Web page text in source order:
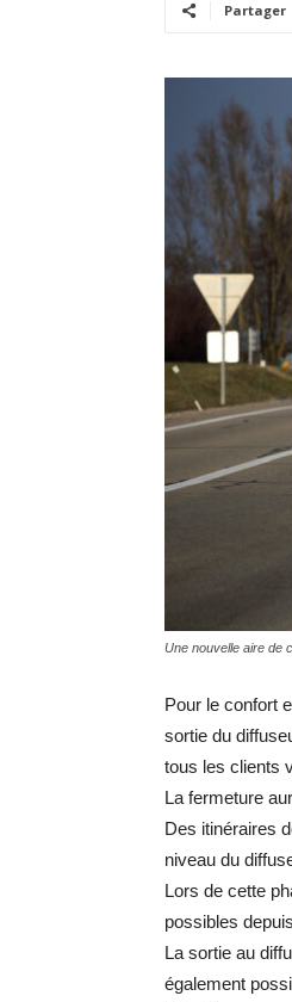
Partager
Une nouvelle aire de
Pour le confort
sortie du
tous les clients
La fermeture
Des itinéraires
niveau du
Lors de cette
possibles
La sortie au
également